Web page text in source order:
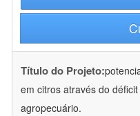
Título do Projeto:
em citros através do
agropecuário.